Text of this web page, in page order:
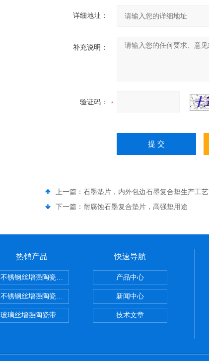
详细地址：
补充说明：
验证码：
上一篇： 石墨垫片，内外包边石墨复合垫生产工艺
下一篇： 耐腐蚀石墨复合垫片，高强垫用途
热销产品
不锈钢丝增强陶瓷纤维布，陶瓷布用途
不锈钢丝增强陶瓷纤维布应用范围
玻璃丝增强陶瓷带，硅酸铝纤维带供应商
快速导航
产品中心
新闻中心
技术文章